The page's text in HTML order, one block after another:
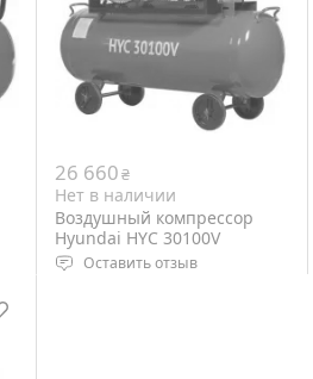
Вес: 50,7 кг
26 660₴
Нет в наличии
Воздушный компрессор
Hyundai HYC 30100V
Оставить отзыв